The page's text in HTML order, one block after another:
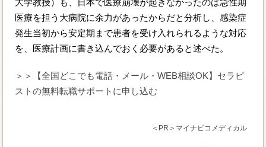
大学教授）も、日本で医療崩壊が起きなかったのは急性期
医療を担う大病院に余力があったからだと分析し、感染症
発生当初から安定期まで患者を受け入れられるような対応
を、医療計画に書き込んでおく必要があると述べた。
＞＞【全国どこでも電話・メール・WEB相談OK】セラピ
ストの無料転職サポートに申し込む
＜PR＞マイナビコメディカル